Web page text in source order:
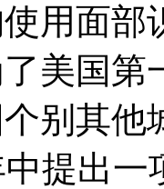
用面
美国
别其
提出